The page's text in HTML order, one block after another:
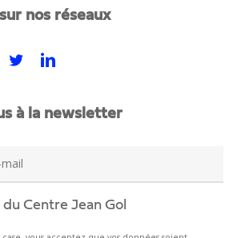
nos réseaux
à la newsletter
Centre Jean Gol